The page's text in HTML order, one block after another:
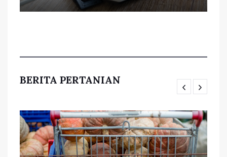
BERITA PERTANIAN